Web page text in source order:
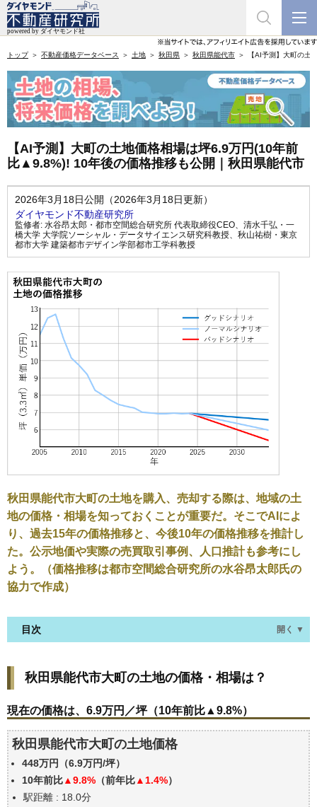
トップ 不動産価格データベース 土地 秋田県 秋田県能代市 【AI予測】大町の
【AI予測】大町の土地価格相場は坪6.9万円(10年前
比▲9.8%)! 10年後の価格推移も公開｜秋田県能代市
2026年3月18日公開（2026年3月18日更新）
ダイヤモンド不動産研究所
監修者: 水谷昂太郎・都市空間総合研究所 代表取締役CEO、 清水千弘・一
橋大学 大学院ソーシャル・データサイエンス研究科教授、 秋山祐樹・東京
都市大学 建築都市デザイン学部都市工学科教授
秋田県能代市大町の土地を購入、売却する際は、地域の土
地の価格・相場を知っておくことが重要だ。そこでAIによ
り、過去15年の価格推移と、今後10年の価格推移を推計し
た。公示地価や実際の売買取引事例、人口推計も参考にし
よう。（価格推移は都市空間総合研究所の水谷昂太郎氏の
協力で作成）
目次 開く ▼
現在の価格は、6.9万円／坪（10年前比▲9.8%）
価格を詳細に分析しよう
公示地価はいくら
エリアの将来性を人口予想から検討しよう
自分の年収でいくらの不動産が買える？
秋田県能代市大町の土地の価格・相場は？
現在の価格は、6.9万円／坪（10年前比▲9.8%）
秋田県能代市大町の土地価格
448万円（6.9万円/坪）
10年前比▲9.8% （前年比▲1.4%）
駅距離 : 18.0分